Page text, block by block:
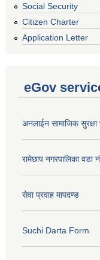
Social Security
Citizen Charter
Application Letter
eGov
अनलाईन सामाजिक सुरक्षा
रामेछाप नगरपालिका वडा
सेवा प्रवाह मापदण्ड
Suchi Darta Form